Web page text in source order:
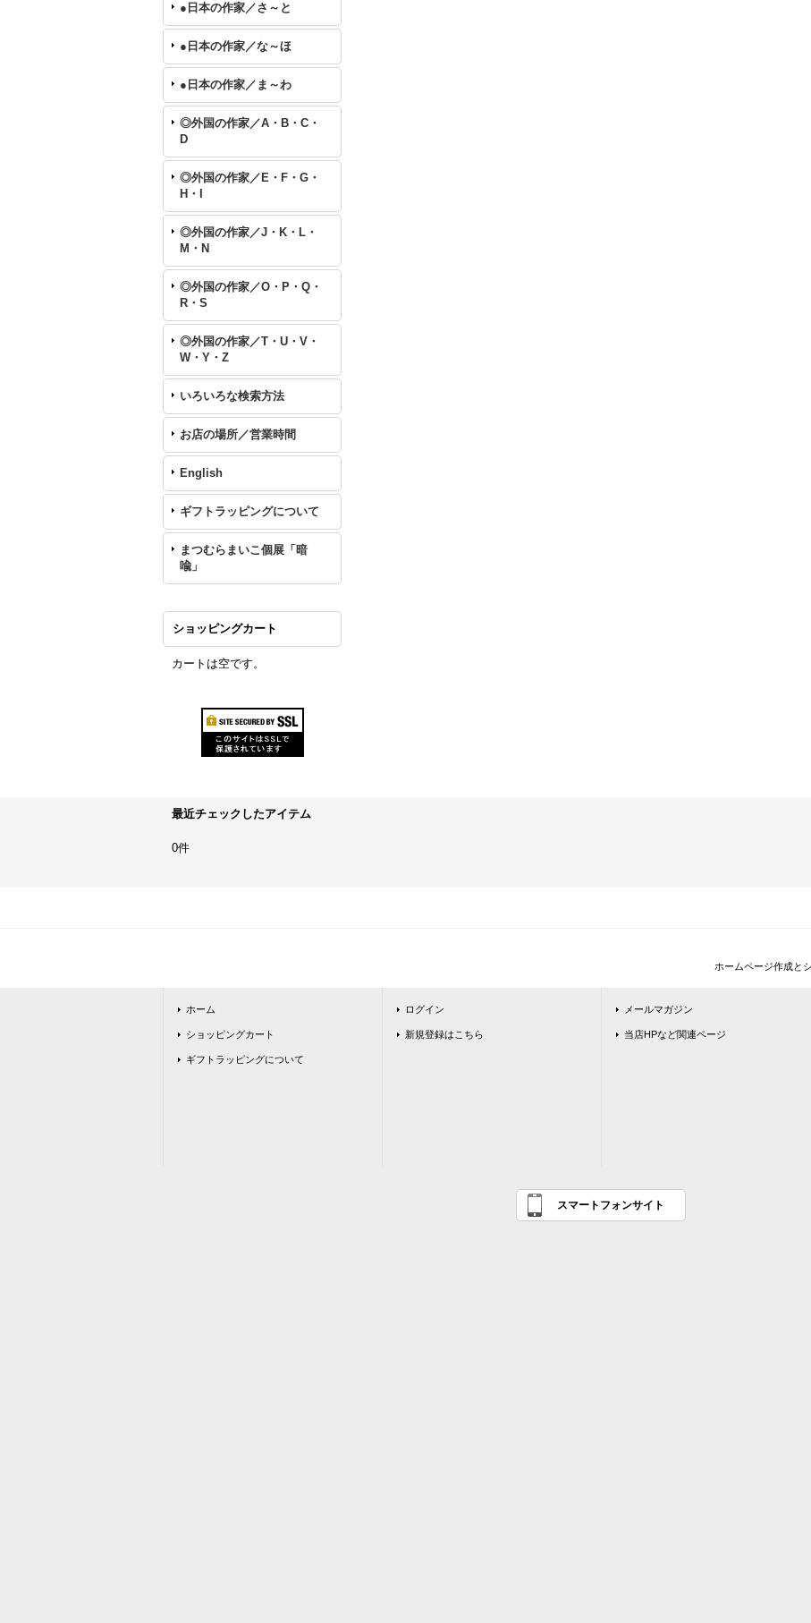
●日本の作家／さ～と
●日本の作家／な～ほ
●日本の作家／ま～わ
◎外国の作家／A・B・C・
D
◎外国の作家／E・F・G・
H・I
◎外国の作家／J・K・L・
M・N
◎外国の作家／O・P・Q・
R・S
◎外国の作家／T・U・V・
W・Y・Z
いろいろな検索方法
お店の場所／営業時間
English
ギフトラッピングについて
まつむらまいこ個展「暗
喩」
ショッピングカート
カートは空です。
最近チェックしたアイテム
0件
ホームページ作成と
ホーム
ショッピングカート
ギフトラッピングについて
ログイン
新規登録はこちら
メールマガジン
当店HPなど関連ページ
スマートフォンサイト